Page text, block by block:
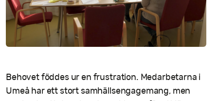
Behovet föddes ur en frustration. Medarbetarna i
Umeå har ett stort samhällsengagemang, men